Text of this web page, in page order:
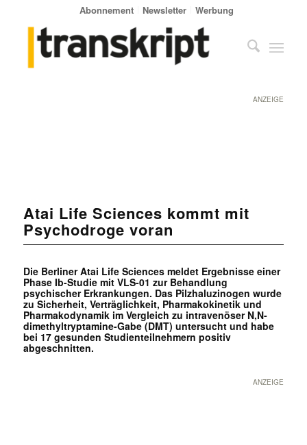
Abonnement Newsletter Werbung
ANZEIGE
Atai Life Sciences kommt mit
Psychodroge voran
Die Berliner Atai Life Sciences meldet Ergebnisse einer
Phase Ib-Studie mit VLS-01 zur Behandlung
psychischer Erkrankungen. Das Pilzhaluzinogen wurde
zu Sicherheit, Verträglichkeit, Pharmakokinetik und
Pharmakodynamik im Vergleich zu intravenöser N,N-
dimethyltryptamine-Gabe (DMT) untersucht und habe
bei 17 gesunden Studienteilnehmern positiv
abgeschnitten.
ANZEIGE